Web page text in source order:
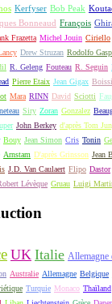
Kerfyser Bob Peak
Bonneaud François
Frazetta Michel Jouin Ciriello
Drew Struzan Rodolfo
R. Geleng Fouteau R. Seguin
Pierre Etaix Jean Gigax
Mara RINN David Sciotti
Siry Zoran Gonzalez
John Berkey d'après Tom
Bouy Jean Simon Cris Tonin
Arnstam D'après Grinsson Jean
J.D. Van Caulaert Flipo Dastor
Lévèque Gruau Luigi
UK Italie Allemagne
Australie Allemagne Belgique
Turquie Monaco Thaïland